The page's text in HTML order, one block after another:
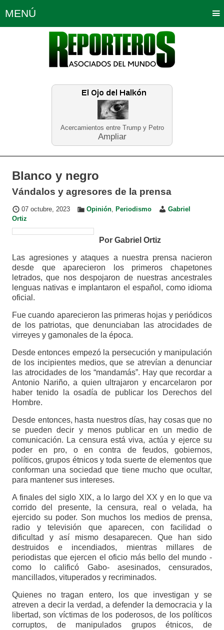
Acercamientos entre Trump y Petro
Ampliar
MENÚ
Política Opinión Bogotá
Planeta Tierra Deportes
Educación Neira
Blanco y negro
Vándalos y agresores de la prensa
07 octubre, 2023 Opinión, Periodismo
Gabriel
Ortiz
Por Gabriel Ortiz
Las agresiones y ataques a nuestra prensa nacieron
desde que aparecieron los primeros chapetones
letrados, que nos despojaron de nuestras ancestrales
lenguas nativas e implantaron el español, como idioma
oficial.
Fue cuando aparecieron las primeras hojas y periódicos
de los patriotas, que denunciaban las atrocidades de
virreyes y gamonales de la época.
Desde entonces empezó la persecución y manipulación
de los incipientes medios, que se atrevían a denunciar
las atrocidades de los “mandamás”. Hay que recordar a
Antonio Nariño, a quien ultrajaron y encarcelaron por
haber tenido la osadía de publicar los Derechos del
Hombre.
Desde entonces, hasta nuestros días, hay cosas que no
se pueden decir y menos publicar en un medio de
comunicación. La censura está viva, actúa y ejerce su
poder en pro, o en contra de feudos, gobiernos,
políticos, grupos étnicos y toda suerte de elementos que
conforman una sociedad que tiene mucho que ocultar,
para mantener sus intereses.
A finales del siglo XIX, a lo largo del XX y en lo que va
corrido del presente, la censura, real o velada, ha
ejercido su poder. Son muchos los medios de prensa,
radio y televisión que aparecen, con facilidad o
dificultad y así mismo desaparecen. Que han sido
destruidos e incendiados, mientras millares de
periodistas que ejercen el oficio más bello del mundo -
como lo calificó Gabo- asesinados, censurados,
mancillados, vituperados y recriminados.
Quienes no tragan entero, los que investigan y se
atreven a decir la verdad, a defender la democracia y la
libertad, son víctimas de los poderosos, de los políticos
corruptos, de manipulados grupos étnicos, de